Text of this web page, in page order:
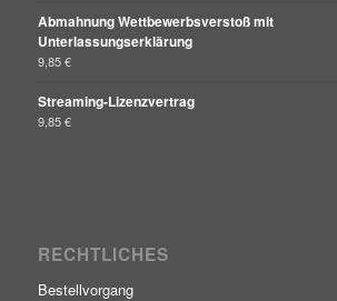
Abmahnung Wettbewerbsverstoß mit
Unterlassungserklärung
9,85€
Streaming-Lizenzvertrag
9,85€
RECHTLICHES
Bestellvorgang